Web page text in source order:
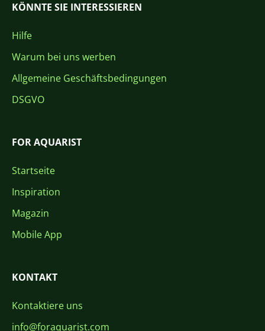
KÖNNTE SIE INTERESSIEREN
Hilfe
Warum bei uns werben
Allgemeine Geschäftsbedingungen
DSGVO
FOR AQUARIST
Startseite
Inspiration
Magazin
Mobile App
KONTAKT
Kontaktiere uns
info@foraquarist.com